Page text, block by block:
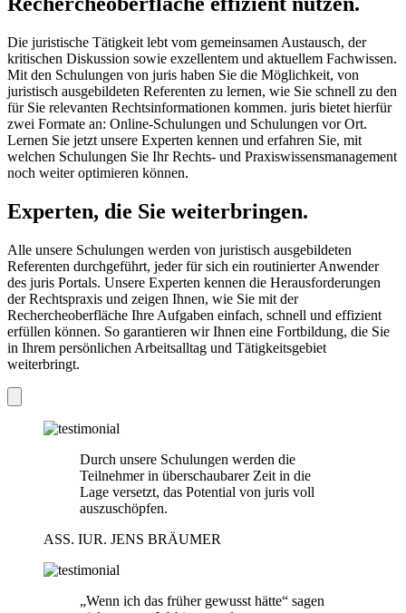
Die juristische Tätigkeit lebt vom gemeinsamen Austausch, der
kritischen Diskussion sowie exzellentem und aktuellem Fachwissen.
Mit den Schulungen von juris haben Sie die Möglichkeit, von
juristisch ausgebildeten Referenten zu lernen, wie Sie schnell zu den
für Sie relevanten Rechtsinformationen kommen. juris bietet hierfür
zwei Formate an: Online-Schulungen und Schulungen vor Ort.
Lernen Sie jetzt unsere Experten kennen und erfahren Sie, mit
welchen Schulungen Sie Ihr Rechts- und Praxiswissensmanagement
noch weiter optimieren können.
Experten, die Sie weiterbringen.
Alle unsere Schulungen werden von juristisch ausgebildeten
Referenten durchgeführt, jeder für sich ein routinierter Anwender
des juris Portals. Unsere Experten kennen die Herausforderungen
der Rechtspraxis und zeigen Ihnen, wie Sie mit der
Rechercheoberfläche Ihre Aufgaben einfach, schnell und effizient
erfüllen können. So garantieren wir Ihnen eine Fortbildung, die Sie
in Ihrem persönlichen Arbeitsalltag und Tätigkeitsgebiet
weiterbringt.
Durch unsere Schulungen werden die
Teilnehmer in überschaubarer Zeit in die
Lage versetzt, das Potential von juris voll
auszuschöpfen.
ASS. IUR. JENS BRÄUMER
„Wenn ich das früher gewusst hätte“ sagen